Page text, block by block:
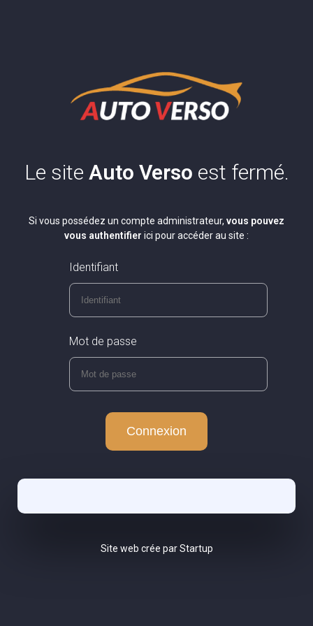
Le site Auto Verso est fermé.
Si vous possédez un compte administrateur, vous pouvez
vous authentifier ici pour accéder au site :
Identifiant
Mot de passe
Site web crée par Startup